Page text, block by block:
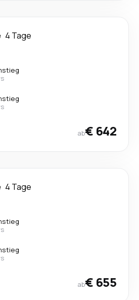
4 Tage
ab€ 642
4 Tage
ab€ 655